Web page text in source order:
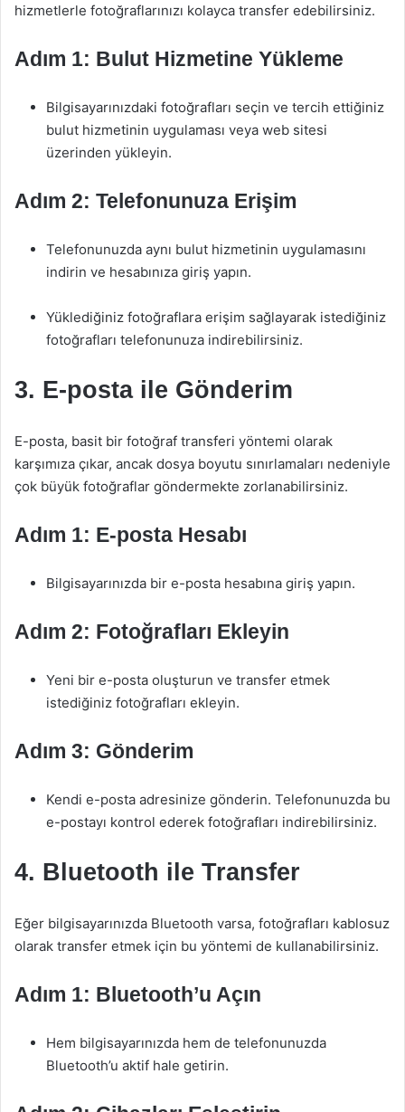
hizmetlerle fotoğraflarınızı kolayca transfer edebilirsiniz.
Adım 1: Bulut Hizmetine Yükleme
Bilgisayarınızdaki fotoğrafları seçin ve tercih ettiğiniz
bulut hizmetinin uygulaması veya web sitesi
üzerinden yükleyin.
Adım 2: Telefonunuza Erişim
Telefonunuzda aynı bulut hizmetinin uygulamasını
indirin ve hesabınıza giriş yapın.
Yüklediğiniz fotoğraflara erişim sağlayarak istediğiniz
fotoğrafları telefonunuza indirebilirsiniz.
3. E-posta ile Gönderim
E-posta, basit bir fotoğraf transferi yöntemi olarak
karşımıza çıkar, ancak dosya boyutu sınırlamaları nedeniyle
çok büyük fotoğraflar göndermekte zorlanabilirsiniz.
Adım 1: E-posta Hesabı
Bilgisayarınızda bir e-posta hesabına giriş yapın.
Adım 2: Fotoğrafları Ekleyin
Yeni bir e-posta oluşturun ve transfer etmek
istediğiniz fotoğrafları ekleyin.
Adım 3: Gönderim
Kendi e-posta adresinize gönderin. Telefonunuzda bu
e-postayı kontrol ederek fotoğrafları indirebilirsiniz.
4. Bluetooth ile Transfer
Eğer bilgisayarınızda Bluetooth varsa, fotoğrafları kablosuz
olarak transfer etmek için bu yöntemi de kullanabilirsiniz.
Adım 1: Bluetooth’u Açın
Hem bilgisayarınızda hem de telefonunuzda
Bluetooth’u aktif hale getirin.